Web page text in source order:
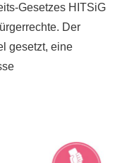
Gesetzes HITSiG
Der
gesetzt, eine